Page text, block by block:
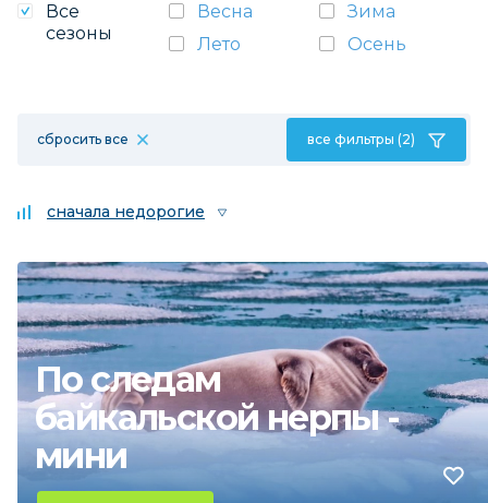
Все
сезоны
Весна
Зима
Лето
Осень
сбросить все все фильтры (2)
сначала недорогие
По следам
байкальской нерпы -
мини